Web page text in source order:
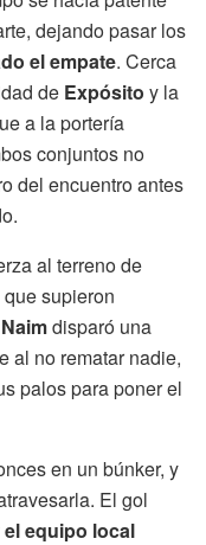
dejando pasar los
el empate. Cerca
de Expósito y la
a la portería
conjuntos no
del encuentro antes
al terreno de
supieron
Naimdisparó una
al no rematar nadie,
palos para poner el
en un búnker, y
El gol
el equipo local